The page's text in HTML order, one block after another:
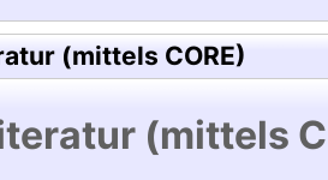
(mittels CORE)
(mittels